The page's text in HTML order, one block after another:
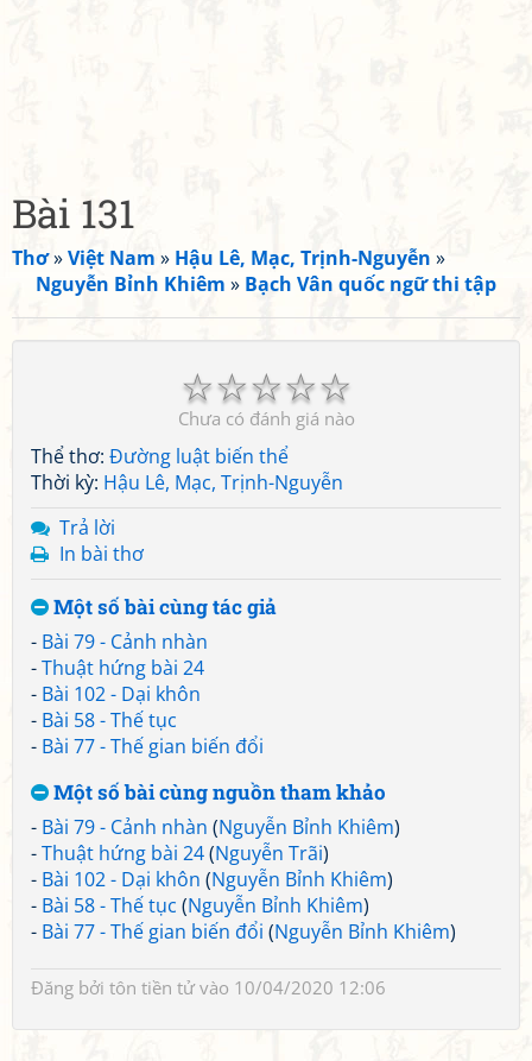
Bài 131
Thơ»Việt Nam » Hậu Lê, Mạc, Trịnh-Nguyễn »
Nguyễn Bỉnh Khiêm » Bạch Vân quốc ngữ thi tập
☆
☆
☆
☆
☆
Chưa có đánh giá nào
Thể thơ: Đường luật biến thể
Thời kỳ: Hậu Lê, Mạc, Trịnh-Nguyễn
Trả lời
In bài thơ
Một số bài cùng tác giả
- Bài 79 - Cảnh nhàn
-Thuật hứng bài 24
- Bài 102 - Dại khôn
- Bài 58 - Thế tục
- Bài 77 - Thế gian biến đổi
Một số bài cùng nguồn tham khảo
- Bài 79 - Cảnh nhàn (Nguyễn Bỉnh Khiêm)
-Thuật hứng bài 24(Nguyễn Trãi)
- Bài 102 - Dại khôn (Nguyễn Bỉnh Khiêm)
- Bài 58 - Thế tục (Nguyễn Bỉnh Khiêm)
- Bài 77 - Thế gian biến đổi (Nguyễn Bỉnh Khiêm)
Đăng bởi tôn tiền tửvào 10/04/2020 12:06